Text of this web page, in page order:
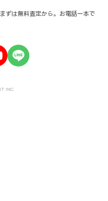
ずは無料査定から。お電話一本で
INC.